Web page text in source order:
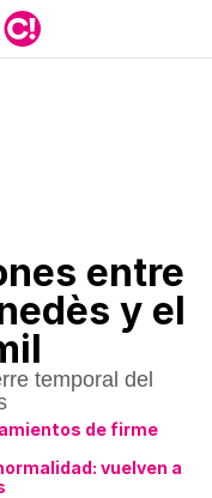
entre
y el
temporal del
de firme
vuelven a